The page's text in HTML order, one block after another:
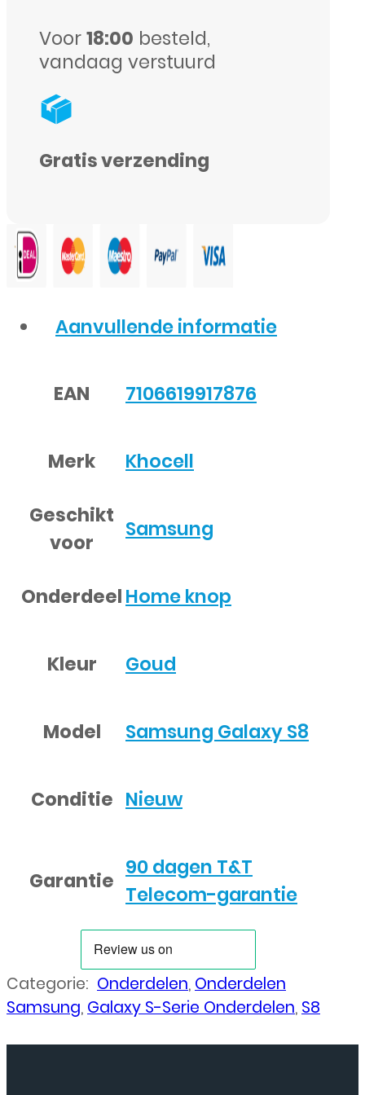
Voor18:00 besteld,
vandaag verstuurd
Gratis verzending
Aanvullende informatie
EAN 7106619917876
Merk Khocell
Geschikt
voor
Samsung
OnderdeelHome knop
Kleur Goud
Model Samsung Galaxy S8
Conditie Nieuw
Garantie
90 dagen T&T
Telecom-garantie
Categorie: Onderdelen, Onderdelen
Samsung, Galaxy S-Serie Onderdelen, S8